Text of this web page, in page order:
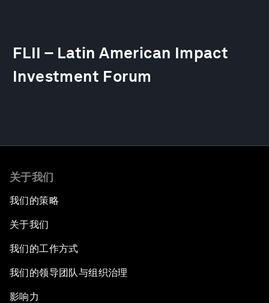
FLII – Latin American Impact
Investment Forum
关于我们
我们的策略
关于我们
我们的工作方式
我们的领导团队与组织治理
影响力